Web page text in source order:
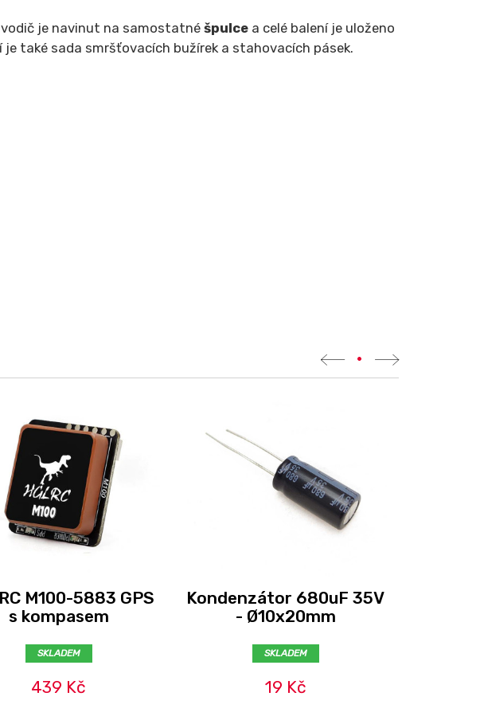
je navinut na samostatné špulce a celé balení je uloženo
také sada smršťovacích bužírek a stahovacích pásek.
•
M100-5883 GPS
s kompasem
SKLADEM
439 Kč
Kondenzátor 680uF 35V
- Ø10x20mm
SKLADEM
19 Kč